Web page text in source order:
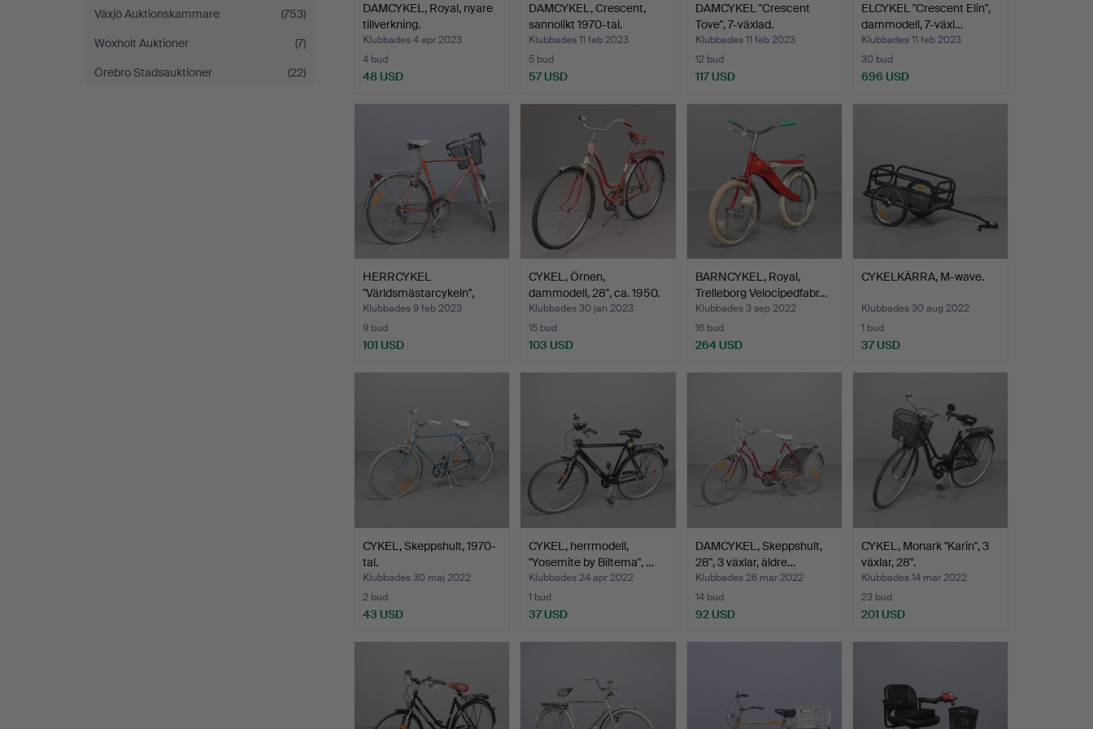
Växjö Auktionskammare
(753)
Woxholt Auktioner
(7)
Örebro Stadsauktioner
(22)
DAMCYKEL, Royal, nyare
tillverkning.
Klubbades 4 apr 2023
4 bud
48 USD
DAMCYKEL, Crescent,
sannolikt 1970-tal.
Klubbades 11 feb 2023
5 bud
57 USD
DAMCYKEL "Crescent
Tove", 7-växlad.
Klubbades 11 feb 2023
12 bud
117 USD
ELCYKEL "Crescent Elin",
dammodell, 7-växl…
Klubbades 11 feb 2023
30 bud
696 USD
HERRCYKEL
"Världsmästarcykeln",
Crescent s…
Klubbades 9 feb 2023
9 bud
101 USD
CYKEL, Örnen,
dammodell, 28'', ca. 1950.
Klubbades 30 jan 2023
15 bud
103 USD
BARNCYKEL, Royal,
Trelleborg Velocipedfabr…
Klubbades 3 sep 2022
16 bud
264 USD
CYKELKÄRRA, M-wave.
Klubbades 30 aug 2022
1 bud
37 USD
CYKEL, Skeppshult, 1970-
tal.
Klubbades 30 maj 2022
2 bud
43 USD
CYKEL, herrmodell,
"Yosemite by Biltema", …
Klubbades 24 apr 2022
1 bud
37 USD
DAMCYKEL, Skeppshult,
28", 3 växlar, äldre…
Klubbades 26 mar 2022
14 bud
92 USD
CYKEL, Monark "Karin", 3
växlar, 28".
Klubbades 14 mar 2022
23 bud
201 USD